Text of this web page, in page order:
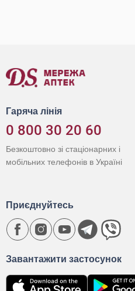
Гаряча лінія
0 800 30 20 60
Безкоштовно зі стаціонарних і
мобільних телефонів в Україні
Завантажити застосунок
Приєднуйтесь